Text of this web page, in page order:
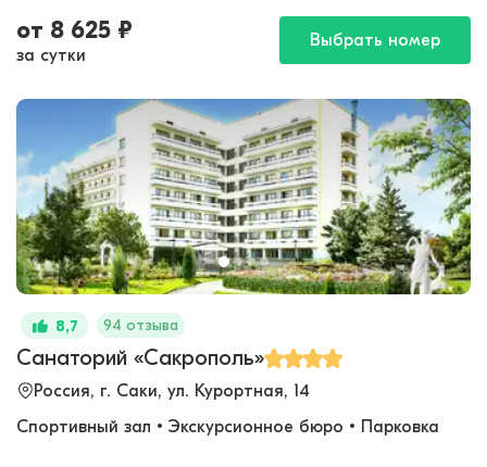
от 8 625 ₽
за сутки
Выбрать номер
8,7 94 отзыва
Санаторий «Сакрополь»
Россия, г. Саки, ул. Курортная, 14
Спортивный зал • Экскурсионное бюро • Парковка